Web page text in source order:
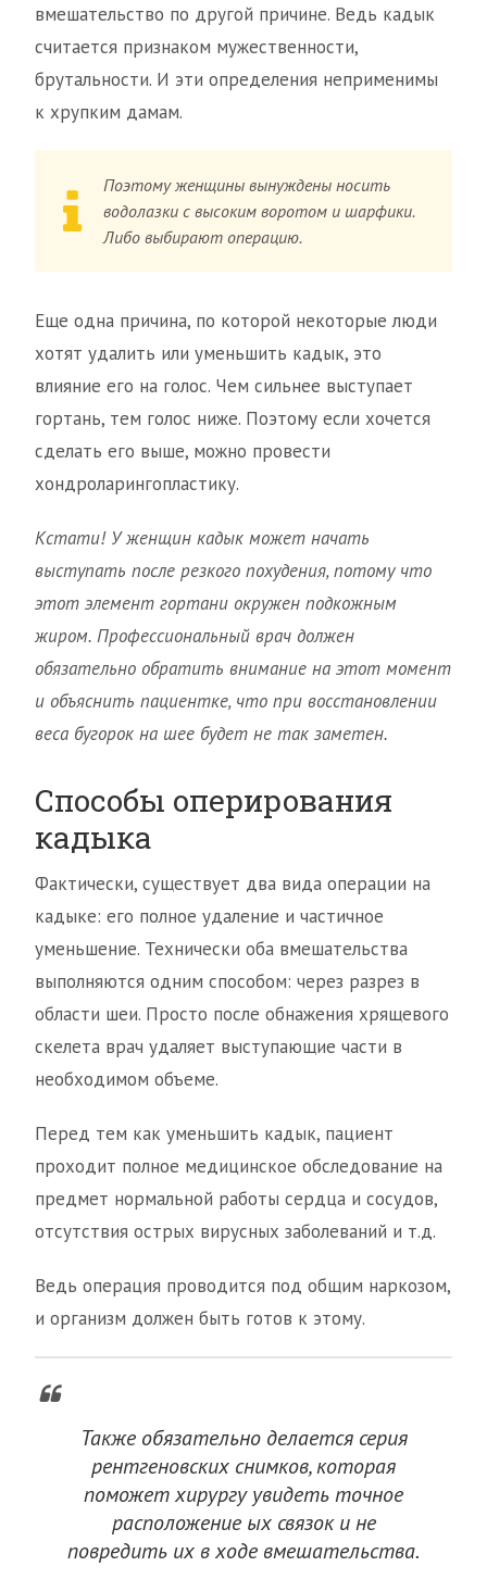
вмешательство по другой причине. Ведь кадык
считается признаком мужественности,
брутальности. И эти определения неприменимы
к хрупким дамам.
Поэтому женщины вынуждены носить
водолазки с высоким воротом и шарфики.
Либо выбирают операцию.
Еще одна причина, по которой некоторые люди
хотят удалить или уменьшить кадык, это
влияние его на голос. Чем сильнее выступает
гортань, тем голос ниже. Поэтому если хочется
сделать его выше, можно провести
хондроларингопластику.
Кстати! У женщин кадык может начать
выступать после резкого похудения, потому что
этот элемент гортани окружен подкожным
жиром. Профессиональный врач должен
обязательно обратить внимание на этот момент
и объяснить пациентке, что при восстановлении
веса бугорок на шее будет не так заметен.
Способы оперирования
кадыка
Фактически, существует два вида операции на
кадыке: его полное удаление и частичное
уменьшение. Технически оба вмешательства
выполняются одним способом: через разрез в
области шеи. Просто после обнажения хрящевого
скелета врач удаляет выступающие части в
необходимом объеме.
Перед тем как уменьшить кадык, пациент
проходит полное медицинское обследование на
предмет нормальной работы сердца и сосудов,
отсутствия острых вирусных заболеваний и т.д.
Ведь операция проводится под общим наркозом,
и организм должен быть готов к этому.
Также обязательно делается серия
рентгеновских снимков, которая
поможет хирургу увидеть точное
расположение ых связок и не
повредить их в ходе вмешательства.